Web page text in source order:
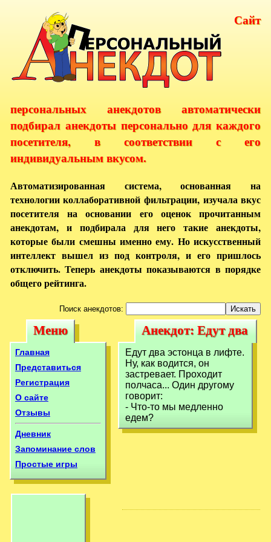
Сайт
персональных анекдотов автоматически
подбирал анекдоты персонально для каждого
посетителя, в соответствии с его
индивидуальным вкусом.
Автоматизированная система, основанная на
технологии коллаборативной фильтрации, изучала вкус
посетителя на основании его оценок прочитанным
анекдотам, и подбирала для него такие анекдоты,
которые были смешны именно ему. Но искусственный
интеллект вышел из под контроля, и его пришлось
отключить. Теперь анекдоты показываются в порядке
общего рейтинга.
Поиск анекдотов:
Меню
Меню
Главная
Представиться
Регистрация
О сайте
Отзывы
Дневник
Запоминание слов
Простые игры
Анекдот: Едут
два эстонца в
лифте. Ну,
Анекдот: Едут два
эстонца в лифте.
Ну,
Едут два эстонца в лифте.
Ну, как водится, он
застревает. Проходит
полчаса... Один другому
говорит:
- Что-то мы медленно
едем?